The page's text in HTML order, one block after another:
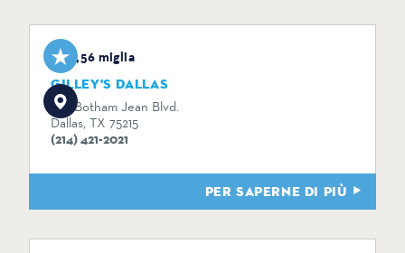
0,56 miglia
GILLEY'S DALLAS
1135 Botham Jean Blvd.
Dallas, TX 75215
(214) 421-2021
PER SAPERNE DI PIÙ